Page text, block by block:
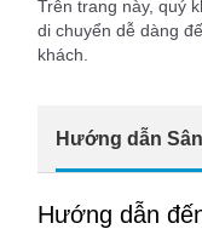
Trên trang này, quý
di chuyển dễ dàng
khách.
Hướng dẫn
Hướng dẫn